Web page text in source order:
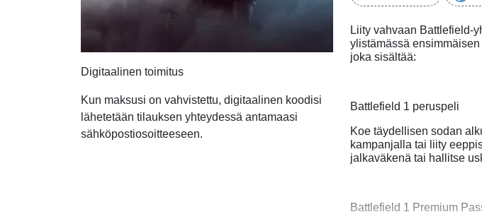
Digitaalinen toimitus
Kun maksusi on vahvistettu, digitaalinen koodisi
lähetetään tilauksen yhteydessä antamaasi
sähköpostiosoitteeseen.
Liity vahvaan Battlefield-
ylistämässä
joka sisältää:
Battlefield 1 peruspeli
Koe täydellisen sodan
kampanjalla tai liity
jalkaväkenä tai hallitse
Battlefield 1 Premium